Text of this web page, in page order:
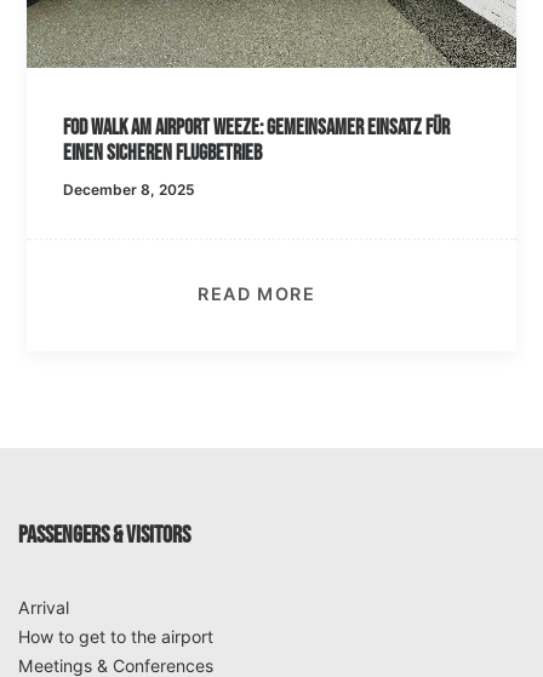
FOD Walk am Airport Weeze: Gemeinsamer Einsatz für
einen sicheren Flugbetrieb
December 8, 2025
READ MORE
PASSENGERS & VISITORS
Arrival
How to get to the airport
Meetings & Conferences